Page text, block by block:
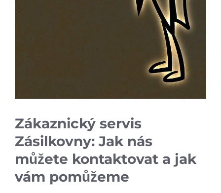
Zákaznický servis
Zásilkovny: Jak nás
můžete kontaktovat a jak
vám pomůžeme